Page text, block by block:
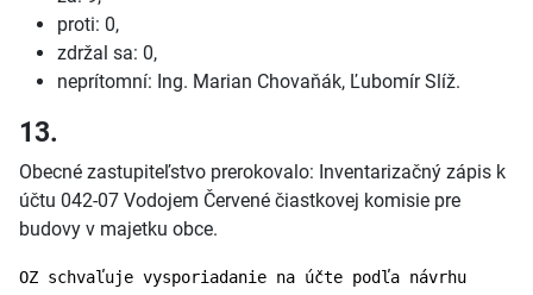
proti: 0,
zdržal sa: 0,
neprítomní: Ing. Marian Chovaňák, Ľubomír Slíž.
13.
Obecné zastupiteľstvo prerokovalo: Inventarizačný zápis k
účtu 042-07 Vodojem Červené čiastkovej komisie pre
budovy v majetku obce.
OZ schvaľuje vysporiadanie na účte podľa návrhu